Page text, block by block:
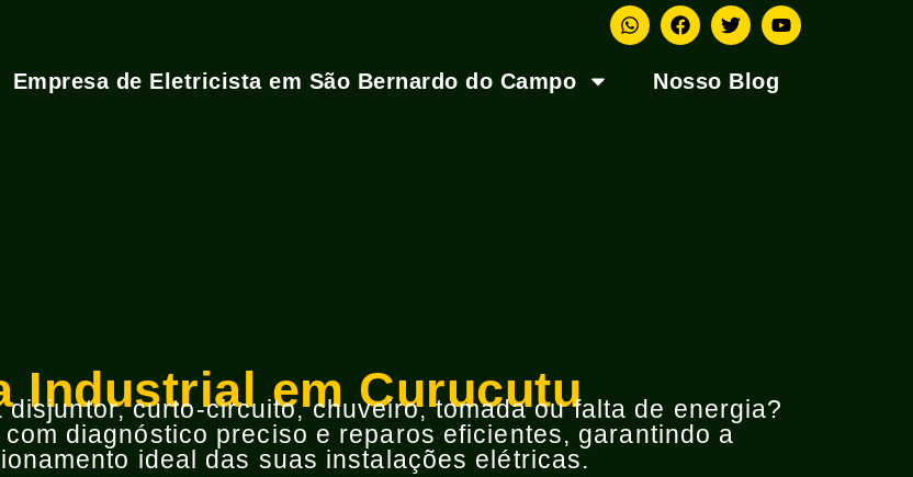
Empresa de Eletricista em São Bernardo do Campo Nosso Blog
Industrial em Curucutu
curto-circuito, chuveiro, tomada ou falta de energia?
diagnóstico preciso e reparos eficientes, garantindo a
ideal das suas instalações elétricas.